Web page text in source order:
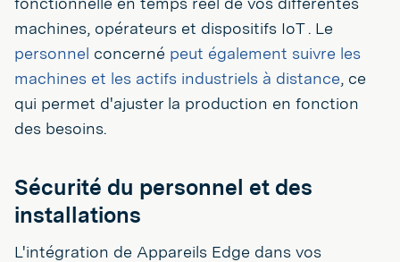
machines, opérateurs et dispositifs IoT . Le
personnel concerné peut également suivre les
machines et les actifs industriels à distance, ce
qui permet d'ajuster la production en fonction
des besoins.
Sécurité du personnel et des
installations
L'intégration de Appareils Edge dans vos